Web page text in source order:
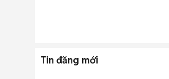
Tin đăng mới